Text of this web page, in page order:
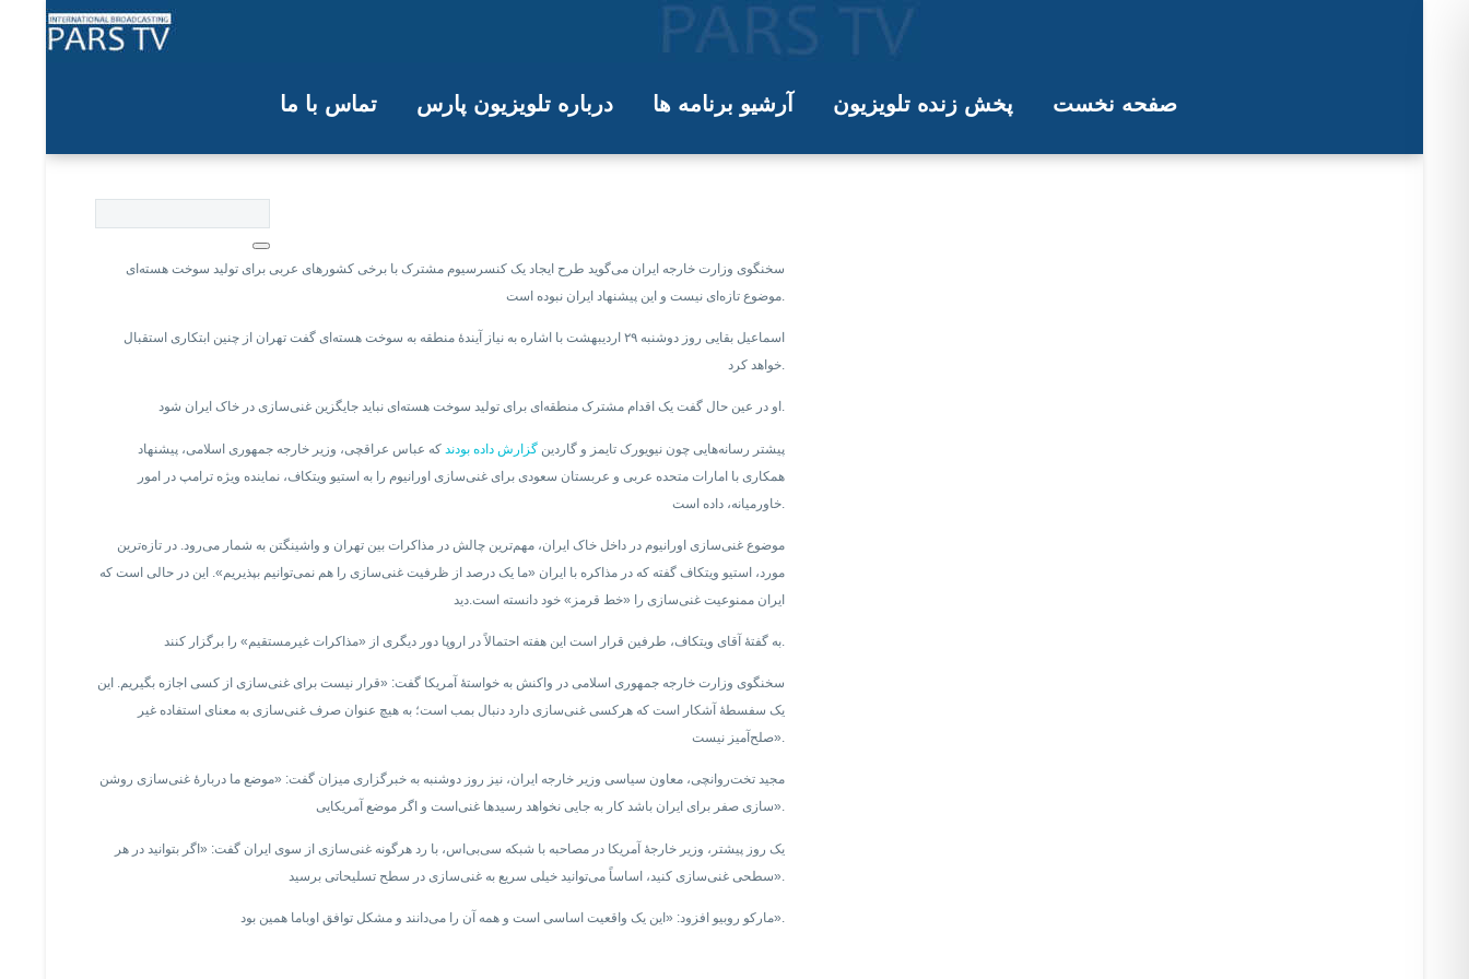
تماس با ما درباره تلویزیون پارس آرشیو برنامه ها پخش زنده تلویزیون صفحه نخست
بقایی می‌گوید طرح ایجاد کنسرسیوم نباید جایگزین غنی‌سازی ایران در خاک خود شود
سخنگوی وزارت خارجه ایران می‌گوید طرح ایجاد یک کنسرسیوم مشترک با برخی کشورهای عربی برای تولید سوخت هسته‌ای
موضوع تازه‌ای نیست و این پیشنهاد ایران نبوده است.
اسماعیل بقایی روز دوشنبه ۲۹ اردیبهشت با اشاره به نیاز آیندهٔ منطقه به سوخت هسته‌ای گفت تهران از چنین ابتکاری استقبال
خواهد کرد.
او در عین حال گفت یک اقدام مشترک منطقه‌ای برای تولید سوخت هسته‌ای نباید جایگزین غنی‌سازی در خاک ایران شود.
پیشتر رسانه‌هایی چون نیویورک تایمز و گاردین گزارش داده بودند که عباس عراقچی، وزیر خارجه جمهوری اسلامی، پیشنهاد
همکاری با امارات متحده عربی و عربستان سعودی برای غنی‌سازی اورانیوم را به استیو ویتکاف، نماینده ویژه ترامپ در امور
موضوع غنی‌سازی اورانیوم در داخل خاک ایران، مهم‌ترین چالش در مذاکرات بین تهران و واشینگتن به شمار می‌رود. در تازه‌ترین
مورد، استیو ویتکاف گفته که در مذاکره با ایران «ما یک درصد از ظرفیت غنی‌سازی را هم نمی‌توانیم بپذیریم». این در حالی است که
ایران ممنوعیت غنی‌سازی را «خط قرمز» خود دانسته است.دید
به گفتهٔ آقای ویتکاف، طرفین قرار است این هفته احتمالاً در اروپا دور دیگری از «مذاکرات غیرمستقیم» را برگزار کنند.
سخنگوی وزارت خارجه جمهوری اسلامی در واکنش به خواستهٔ آمریکا گفت: «قرار نيست برای‌ غنی‌سازی از کسی‌ اجازه‌ بگيريم. اين
يک سفسطهٔ آشکار است که هرکسی غنی‌سازی دارد دنبال بمب است؛ به هيچ عنوان صرف غنی‌سازی به معنای استفاده غیر
صلح‌آمیز نیست».
مجید تخت‌روانچی، معاون سیاسی وزیر خارجه ایران، نیز روز دوشنبه به خبرگزاری میزان گفت: «موضع ما دربارهٔ غنی‌سازی روشن
است و اگر موضع آمریکایی‌‎ها غنی‌‎سازی صفر برای ایران باشد کار به جایی نخواهد رسید».
یک روز پیشتر، وزیر خارجهٔ آمریکا در مصاحبه با شبکه ‌سی‌بی‌اس، با رد هرگونه غنی‌سازی از سوی ایران گفت: «اگر بتوانید در هر
سطحی غنی‌سازی کنید، اساساً می‌توانید خیلی سریع به غنی‌سازی در سطح تسلیحاتی برسید».
مارکو روبیو افزود: «این یک واقعیت اساسی است و همه آن را می‌دانند و مشکل توافق اوباما همین بود».